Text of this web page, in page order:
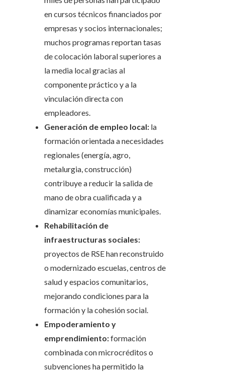
en cursos técnicos financiados por
empresas y socios internacionales;
muchos programas reportan tasas
de colocación laboral superiores a
la media local gracias al
componente práctico y a la
vinculación directa con
empleadores.
Generación de empleo local: la
formación orientada a necesidades
regionales (energía, agro,
metalurgia, construcción)
contribuye a reducir la salida de
mano de obra cualificada y a
dinamizar economías municipales.
Rehabilitación de
infraestructuras sociales:
proyectos de RSE han reconstruido
o modernizado escuelas, centros de
salud y espacios comunitarios,
mejorando condiciones para la
formación y la cohesión social.
Empoderamiento y
emprendimiento:formación
combinada con microcréditos o
subvenciones ha permitido la